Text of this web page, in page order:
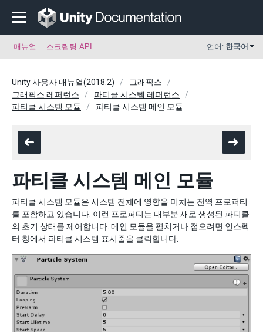
매뉴얼 스크립팅 API 언어: 한국어
Unity 사용자 매뉴얼(2018.2)
그래픽스
그래픽스 레퍼런스
파티클 시스템 레퍼런스
파티클 시스템 모듈
파티클 시스템 메인 모듈
파티클 시스템 메인 모듈
파티클 시스템 모듈은 시스템 전체에 영향을 미치는 전역 프로퍼티
를 포함하고 있습니다. 이런 프로퍼티는 대부분 새로 생성된 파티클
의 초기 상태를 제어합니다. 메인 모듈을 펼치거나 접으려면 인스펙
터 창에서 파티클 시스템 표시줄을 클릭합니다.